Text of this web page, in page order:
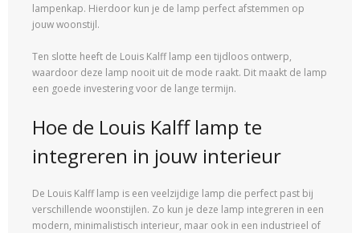
lampenkap. Hierdoor kun je de lamp perfect afstemmen op
jouw woonstijl.
Ten slotte heeft de Louis Kalff lamp een tijdloos ontwerp,
waardoor deze lamp nooit uit de mode raakt. Dit maakt de lamp
een goede investering voor de lange termijn.
Hoe de Louis Kalff lamp te
integreren in jouw interieur
De Louis Kalff lamp is een veelzijdige lamp die perfect past bij
verschillende woonstijlen. Zo kun je deze lamp integreren in een
modern, minimalistisch interieur, maar ook in een industrieel of